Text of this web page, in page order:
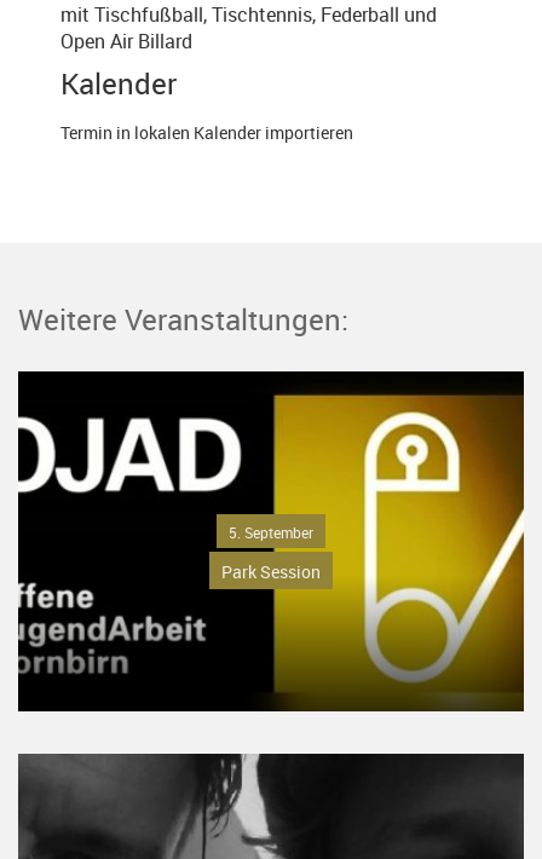
mit Tischfußball, Tischtennis, Federball und
Open Air Billard
Kalender
Termin in lokalen Kalender importieren
Weitere Veranstaltungen:
5. September
Park Session